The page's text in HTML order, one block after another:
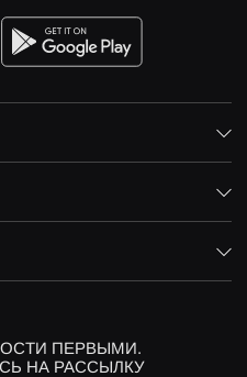
ПЕРВЫМИ.
НА РАССЫЛКУ